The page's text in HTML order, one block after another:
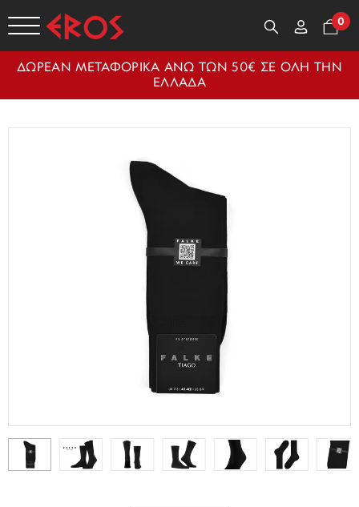
0
ΔΩΡΕΑΝ ΜΕΤΑΦΟΡΙΚΑ ΑΝΩ ΤΩΝ 50€ ΣΕ ΟΛΗ ΤΗΝ
ΕΛΛΑΔΑ